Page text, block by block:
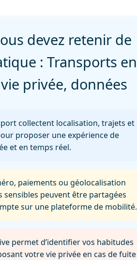
devez retenir de
: Transports en
privée, données
collectent localisation, trajets et
proposer une expérience de
et en temps réel.
paiements ou géolocalisation
sensibles peuvent être partagées
sur une plateforme de mobilité.
permet d’identifier vos habitudes
votre vie privée en cas de fuite